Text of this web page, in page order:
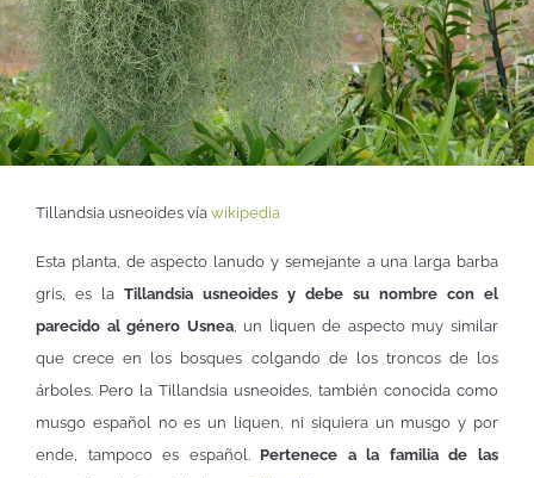
Tillandsia usneoides vía wikipedia
Esta planta, de aspecto lanudo y semejante a una larga barba
gris, es la Tillandsia usneoides y debe su nombre con el
parecido al género Usnea, un liquen de aspecto muy similar
que crece en los bosques colgando de los troncos de los
árboles. Pero la Tillandsia usneoides, también conocida como
musgo español no es un liquen, ni siquiera un musgo y por
ende, tampoco es español. Pertenece a la familia de las